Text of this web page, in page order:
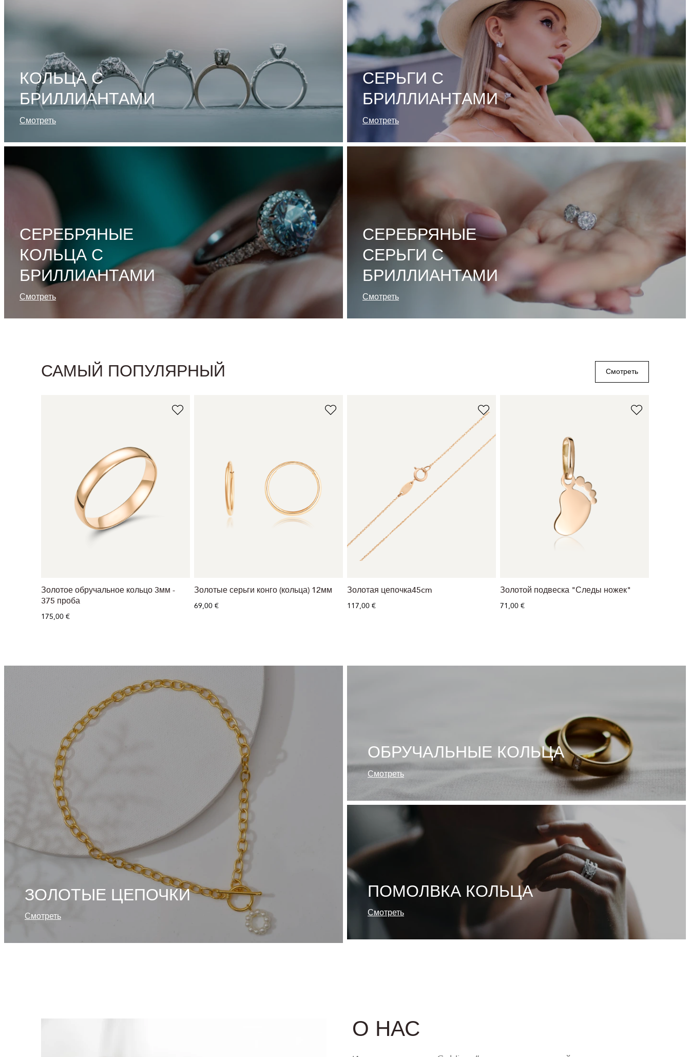
КОЛЬЦА С
БРИЛЛИАНТАМИ
Смотреть
СЕРЬГИ С
БРИЛЛИАНТАМИ
Смотреть
СЕРЕБРЯНЫЕ
КОЛЬЦА С
БРИЛЛИАНТАМИ
Смотреть
СЕРЕБРЯНЫЕ
СЕРЬГИ С
БРИЛЛИАНТАМИ
Смотреть
САМЫЙ ПОПУЛЯРНЫЙ Смотреть
Золотое обручальное кольцо 3мм -
375 проба
175,00 €
Золотые серьги конго (кольца) 12мм
69,00 €
Золотая цепочка45cm
117,00 €
Золотой подвеска "Следы ножек"
71,00 €
ЗОЛОТЫЕ ЦЕПОЧКИ
Смотреть
ОБРУЧАЛЬНЫЕ КОЛЬЦА
Смотреть
ПОМОЛВКА КОЛЬЦА
Смотреть
О НАС